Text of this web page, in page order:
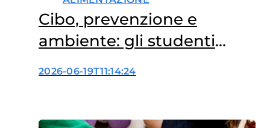
Cibo, prevenzione e
ambiente: gli studenti
scoprono Foodland grazie
2026-06-19T11:14:24